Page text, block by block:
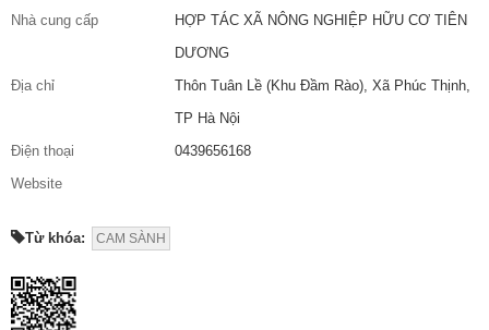
Nhà cung cấp
HỢP TÁC XÃ NÔNG NGHIỆP HỮU CƠ TIÊN
DƯƠNG
Địa chỉ
Thôn Tuân Lề (Khu Đầm Rào), Xã Phúc Thịnh,
TP Hà Nội
Điện thoại
0439656168
Website
Từ khóa: CAM SÀNH